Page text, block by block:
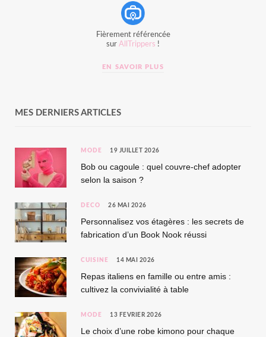
Fièrement référencée
sur AllTrippers !
EN SAVOIR PLUS
MES DERNIERS ARTICLES
MODE 19 JUILLET 2026
Bob ou cagoule : quel couvre-chef adopter
selon la saison ?
DÉCO 26 MAI 2026
Personnalisez vos étagères : les secrets de
fabrication d’un Book Nook réussi
CUISINE 14 MAI 2026
Repas italiens en famille ou entre amis :
cultivez la convivialité à table
MODE 13 FÉVRIER 2026
Le choix d’une robe kimono pour chaque